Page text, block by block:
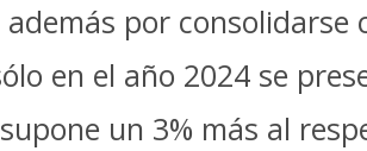
por consolidarse
en el año 2024 se
un 3% más al